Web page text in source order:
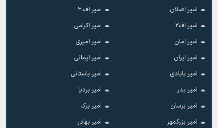
امیر اصلان
امیر اف ۲
امیر اف۲
امیر اکرامی
امیر امان
امیر امیری
امیر ایران
امیر ایمانی
امیر بابادی
امیر باستانی
امیر بدر
امیر بردیا
امیر برسان
امیر برک
امیر بزرگمهر
امیر بهادر